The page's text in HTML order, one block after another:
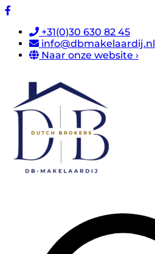
+31(0)30 630 82 45
info@dbmakelaardij.nl
Naar onze website ›